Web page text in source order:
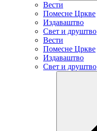
Вести
Помесне Цркве
Издаваштво
Свет и друштво
Вести
Помесне Цркве
Издаваштво
Свет и друштво